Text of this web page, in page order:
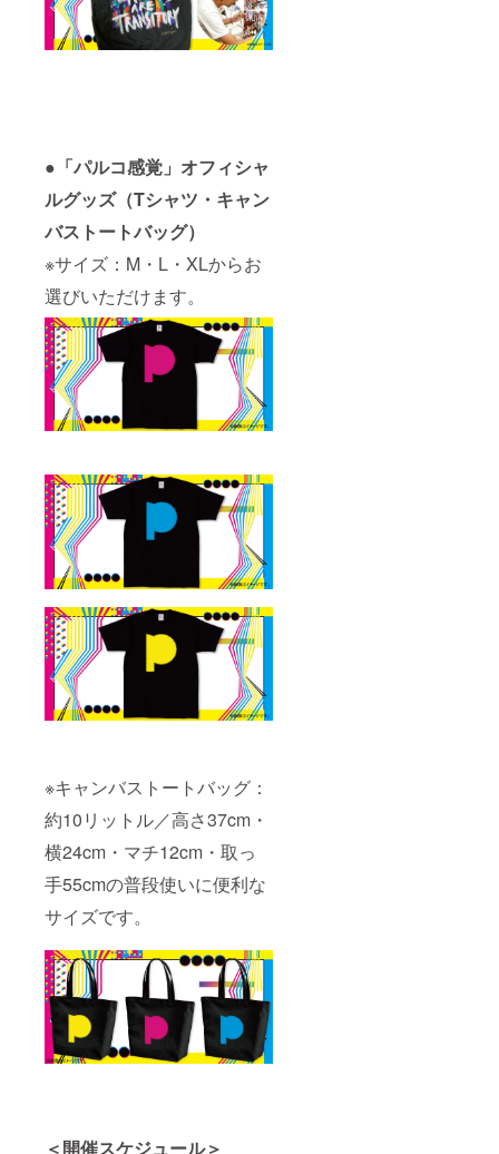
●「パルコ感覚」オフィシャ
ルグッズ（Tシャツ・キャン
バストートバッグ）
※サイズ：M・L・XLからお
選びいただけます。
※キャンバストートバッグ：
約10リットル／高さ37cm・
横24cm・マチ12cm・取っ
手55cmの普段使いに便利な
サイズです。
＜開催スケジュール＞